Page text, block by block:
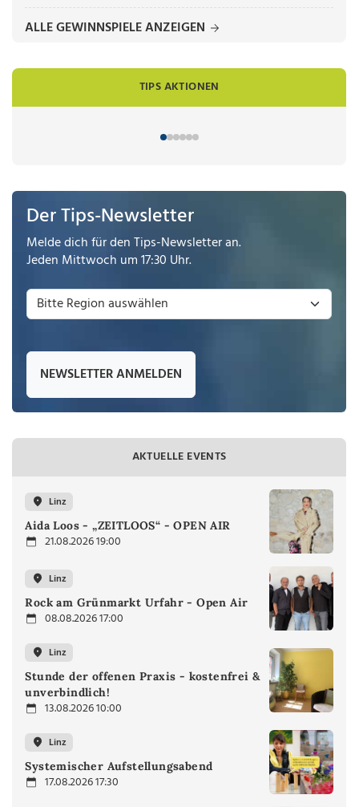
ALLE GEWINNSPIELE ANZEIGEN
TIPS AKTIONEN
Der Tips-Newsletter
Melde dich für den Tips-Newsletter an.
Jeden Mittwoch um 17:30 Uhr.
NEWSLETTER ANMELDEN
AKTUELLE EVENTS
Linz
Aida Loos - „ZEITLOOS“ - OPEN AIR
21.08.2026 19:00
Linz
Rock am Grünmarkt Urfahr - Open Air
08.08.2026 17:00
Linz
Stunde der offenen Praxis - kostenfrei &
unverbindlich!
13.08.2026 10:00
Linz
Systemischer Aufstellungsabend
17.08.2026 17:30